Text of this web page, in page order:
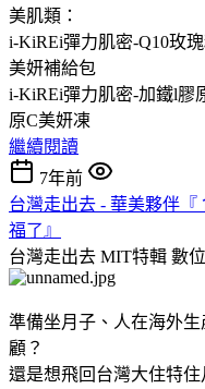
美肌類：
i-KiREi彈力肌密-Q10玫
美妍補給包
i-KiREi彈力肌密-加鐵l膠
原C美妍凍
繼續閱讀
7年前
台灣走出去 - 華美夥伴
福了』
台灣走出去 MIT特輯 數
準備坐月子、人在海外
顧？
還是想飛回台灣大住特